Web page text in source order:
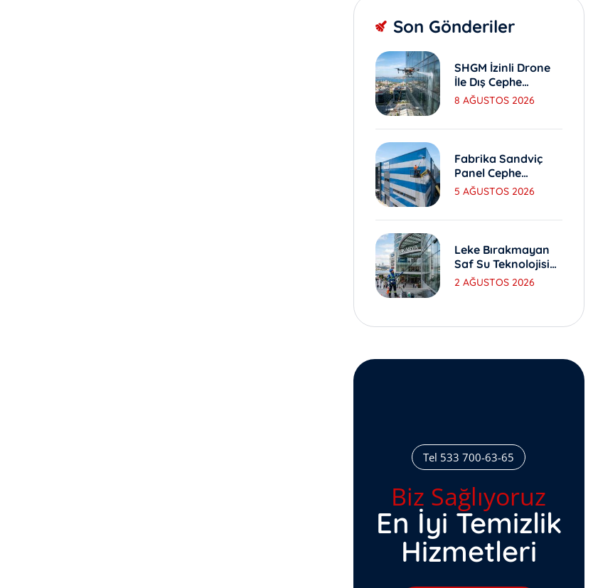
Son Gönderiler
SHGM İzinli Drone
İle Dış Cephe
Yıkama
8 AĞUSTOS 2026
Fabrika Sandviç
Panel Cephe
Yıkama Ve Bakım
5 AĞUSTOS 2026
Leke Bırakmayan
Saf Su Teknolojisi
Ile Dış Cephe
2 AĞUSTOS 2026
Tel 533 700-63-65
Biz Sağlıyoruz
En İyi Temizlik
Hizmetleri